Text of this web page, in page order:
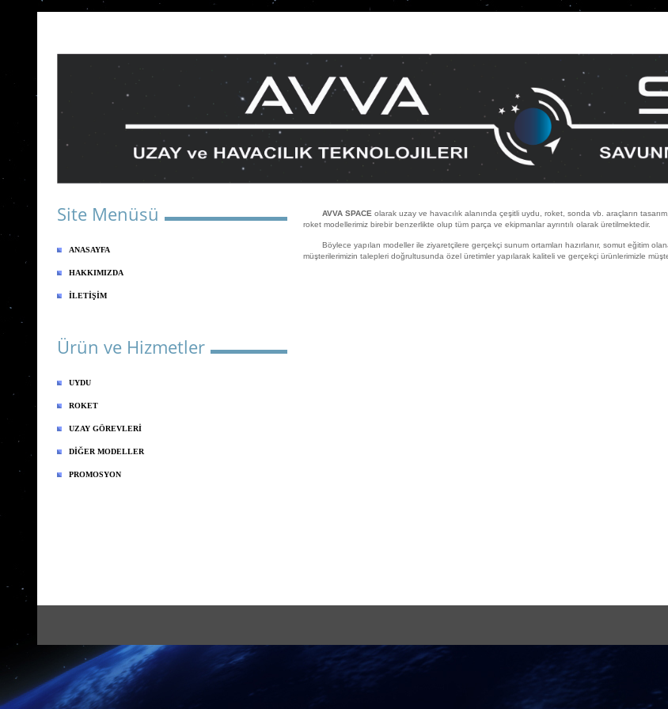
Site Menüsü
ANASAYFA
HAKKIMIZDA
İLETİŞİM
Ürün ve Hizmetler
UYDU
ROKET
UZAY GÖREVLERİ
DİĞER MODELLER
PROMOSYON
AVVA SPACE olarak uzay ve havacılık alanında çeşitli uydu, roket, sonda vb. araçların
roket modellerimiz birebir benzerlikte olup tüm parça ve ekipmanlar ayrıntılı olarak üretilmektedir.
Böylece yapılan modeller ile ziyaretçilere gerçekçi sunum ortamları hazırlanır, somut eğitim
müşterilerimizin talepleri doğrultusunda özel üretimler yapılarak kaliteli ve gerçekçi ürünlerimizle